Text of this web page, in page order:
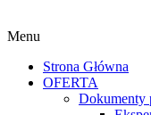
Menu
Strona Główna
OFERTA
Dokumenty